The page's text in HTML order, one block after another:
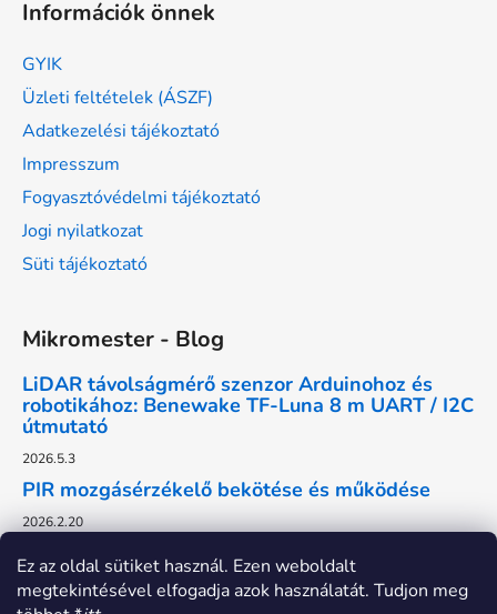
Ez az oldal sütiket használ. Ezen weboldalt
megtekintésével elfogadja azok használatát. Tudjon meg
Információk önnek
GYIK
Üzleti feltételek (ÁSZF)
Adatkezelési tájékoztató
Impresszum
Fogyasztóvédelmi tájékoztató
Jogi nyilatkozat
Süti tájékoztató
Mikromester - Blog
LiDAR távolságmérő szenzor Arduinohoz és
robotikához: Benewake TF-Luna 8 m UART / I2C
útmutató
2026.5.3
PIR mozgásérzékelő bekötése és működése
2026.2.20